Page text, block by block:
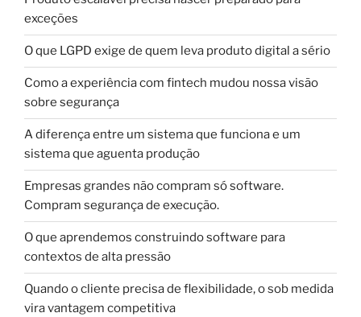
exceções
O que LGPD exige de quem leva produto digital a sério
Como a experiência com fintech mudou nossa visão
sobre segurança
A diferença entre um sistema que funciona e um
sistema que aguenta produção
Empresas grandes não compram só software.
Compram segurança de execução.
O que aprendemos construindo software para
contextos de alta pressão
Quando o cliente precisa de flexibilidade, o sob medida
vira vantagem competitiva